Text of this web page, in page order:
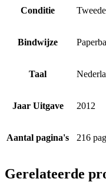
Conditie
Bindwijze
Taal
Jaar Uitgave 2012
Aantal pagina's 216
Gerelateerde